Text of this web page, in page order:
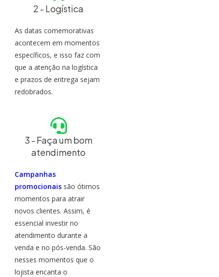
2 - Logística
As datas comemorativas
acontecem em momentos
específicos, e isso faz com
que a atenção na logística
e prazos de entrega sejam
redobrados.
3 - Faça um bom
atendimento
Campanhas
promocionais são ótimos
momentos para atrair
novos clientes. Assim, é
essencial investir no
atendimento durante a
venda e no pós-venda. São
nesses momentos que o
lojista encanta o